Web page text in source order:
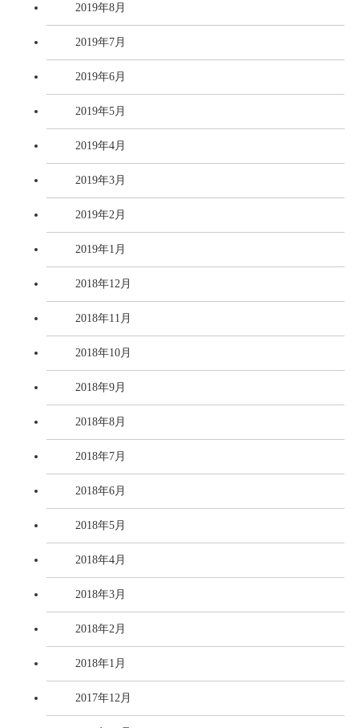
2019年8月
2019年7月
2019年6月
2019年5月
2019年4月
2019年3月
2019年2月
2019年1月
2018年12月
2018年11月
2018年10月
2018年9月
2018年8月
2018年7月
2018年6月
2018年5月
2018年4月
2018年3月
2018年2月
2018年1月
2017年12月